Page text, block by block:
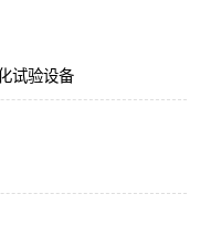
试验设备